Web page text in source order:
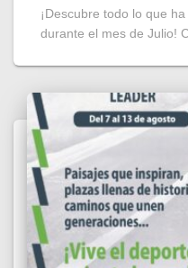
¡Descubre todo lo que
durante el mes de Julio!